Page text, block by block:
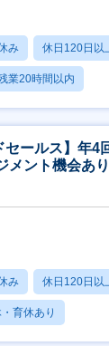
み 休日120日以
業20時間以内
セールス】年4
メント機会あり
み 休日120日以
育休あり